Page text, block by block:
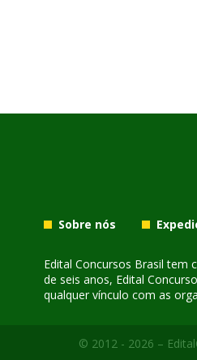
Sobre nós
Edital Concursos Brasil tem
de seis anos, Edital
qualquer vínculo com as
© 2012 - 2026 –